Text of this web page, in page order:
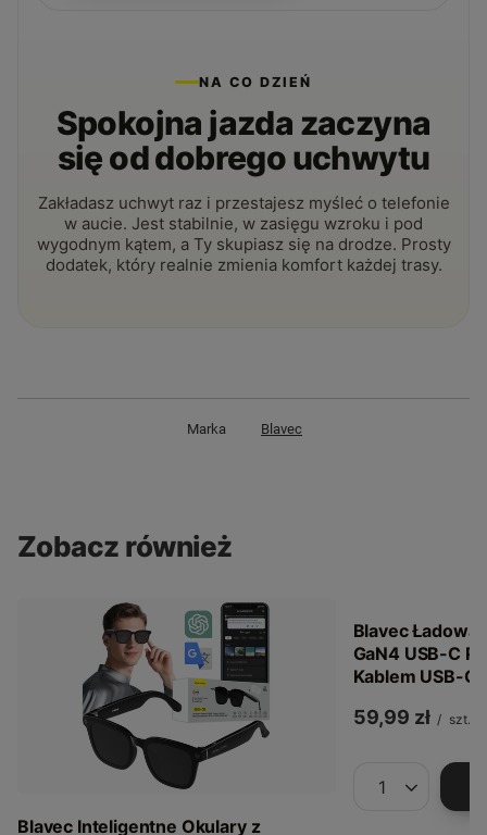
NA CO DZIEŃ
Spokojna jazda zaczyna
się od dobrego uchwytu
Zakładasz uchwyt raz i przestajesz myśleć o telefonie
w aucie. Jest stabilnie, w zasięgu wzroku i pod
wygodnym kątem, a Ty skupiasz się na drodze. Prosty
dodatek, który realnie zmienia komfort każdej trasy.
Marka Blavec
Zobacz również
Blavec Inteligentne Okulary z
Blavec
GaN4 USB-C
Kablem USB-C
59,99 zł / szt.
Ilość